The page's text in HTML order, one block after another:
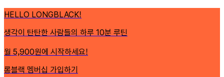
HELLO LONGBLACK!
생각이 탄탄한 사람들의 하루 10분 루틴
월 5,900원에 시작하세요!
롱블랙 멤버십 가입하기